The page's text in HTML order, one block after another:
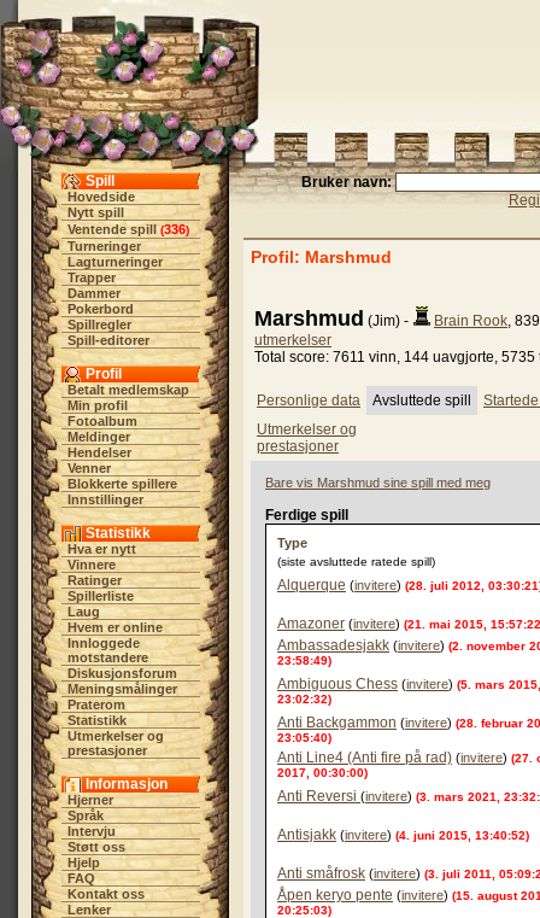
Spill
Hovedside
Nytt spill
Ventende spill (336)
Turneringer
Lagturneringer
Trapper
Dammer
Pokerbord
Spillregler
Spill-editorer
Profil
Betalt medlemskap
Min profil
Fotoalbum
Meldinger
Hendelser
Venner
Blokkerte spillere
Innstillinger
Statistikk
Hva er nytt
Vinnere
Ratinger
Spillerliste
Laug
Hvem er online
Innloggede
motstandere
Diskusjonsforum
Meningsmålinger
Praterom
Statistikk
Utmerkelser og
prestasjoner
Informasjon
Hjerner
Språk
Intervju
Støtt oss
Hjelp
FAQ
Kontakt oss
Lenker
Bruker navn:
Profil: Marshmud
Marshmud (Jim) - Brain Rook,
utmerkelser
Total score: 7611 vinn, 144 uavgjorte,
Personlige data Avsluttede spill
Utmerkelser og
prestasjoner
Bare vis Marshmud sine spill med meg
Ferdige spill
Type
(siste avsluttede ratede spill)
Alquerque (invitere) (28. juli 2012,
Amazoner (invitere) (21. mai 2015,
Ambassadesjakk (invitere) (2. november
23:58:49)
Ambiguous Chess (invitere) (5. mars 2015,
23:02:32)
Anti Backgammon (invitere) (28. februar
23:05:40)
Anti Line4 (Anti fire på rad) (invitere) (27.
2017, 00:30:00)
Anti Reversi (invitere) (3. mars 2021,
Antisjakk (invitere) (4. juni 2015, 13:40:52)
Anti småfrosk (invitere) (3. juli 2011,
Åpen keryo pente (invitere) (15. august
20:25:03)